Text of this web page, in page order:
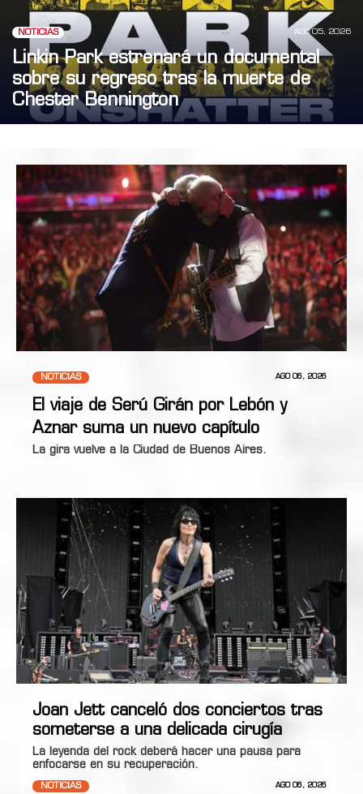
NOTICIAS AGO 05, 2026
Linkin Park estrenará un documental
sobre su regreso tras la muerte de
Chester Bennington
NOTICIAS AGO 06, 2026
El viaje de Serú Girán por Lebón y
Aznar suma un nuevo capítulo
La gira vuelve a la Ciudad de Buenos Aires.
Joan Jett canceló dos conciertos tras
someterse a una delicada cirugía
La leyenda del rock deberá hacer una pausa para
enfocarse en su recuperación.
NOTICIAS AGO 06, 2026